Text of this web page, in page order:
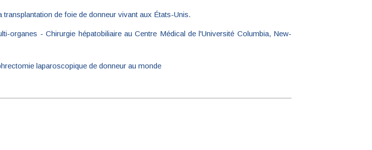
de foie de donneur vivant aux États-Unis.
organes - Chirurgie hépatobiliaire au Centre Médical de l'Université Columbia, New-
laparoscopique de donneur au monde